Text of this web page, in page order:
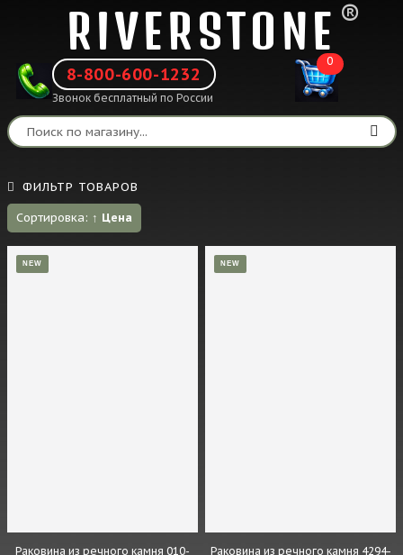
RIVERSTONE ®
8-800-600-1232
Звонок бесплатный по России
0
ФИЛЬТР ТОВАРОВ
Сортировка: ↑ Цена
NEW
Раковина из речного камня 010-
NEW
Раковина из речного камня 4294-